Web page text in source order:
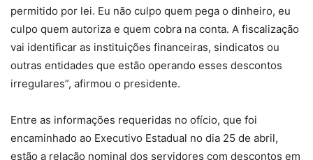
permitido por lei. Eu não culpo quem pega o dinheiro, eu
culpo quem autoriza e quem cobra na conta. A fiscalização
vai identificar as instituições financeiras, sindicatos ou
outras entidades que estão operando esses descontos
irregulares”, afirmou o presidente.
Entre as informações requeridas no ofício, que foi
encaminhado ao Executivo Estadual no dia 25 de abril,
estão a relação nominal dos servidores com descontos em